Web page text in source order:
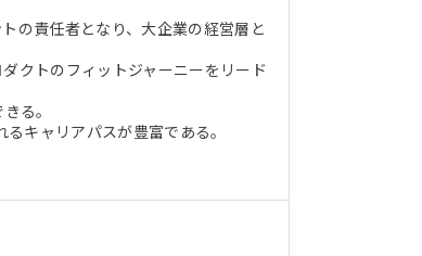
の責任者となり、大企業の経営層と
クトのフィットジャーニーをリード
る。
キャリアパスが豊富である。